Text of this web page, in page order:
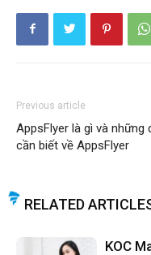
Previous article
AppsFlyer là gì và những
cần biết về AppsFlyer
RELATED
KOC